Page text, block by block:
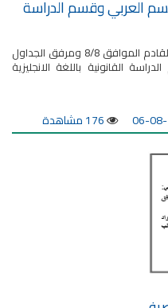
العربي وقسم الدراسة
تبدا الدراسة بالفصل الصيفى يوم السبت القادم الموافق 8/8 ومرفق الجداول
القانونية باللغة الانجليزية
176 مشاهدة